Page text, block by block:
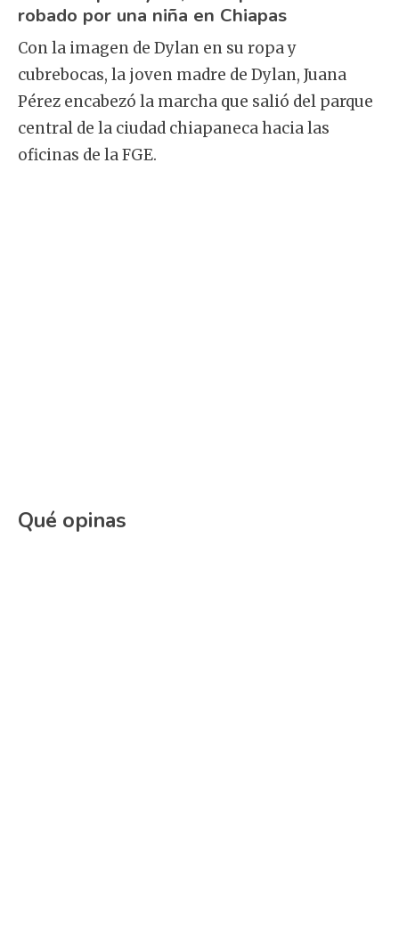
robado por una niña en Chiapas
Con la imagen de Dylan en su ropa y
cubrebocas, la joven madre de Dylan, Juana
Pérez encabezó la marcha que salió del parque
central de la ciudad chiapaneca hacia las
oficinas de la FGE.
Qué opinas